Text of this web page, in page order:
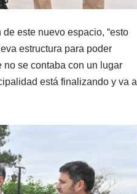
este nuevo espacio, “esto
estructura para poder
se contaba con un lugar
está finalizando y va a